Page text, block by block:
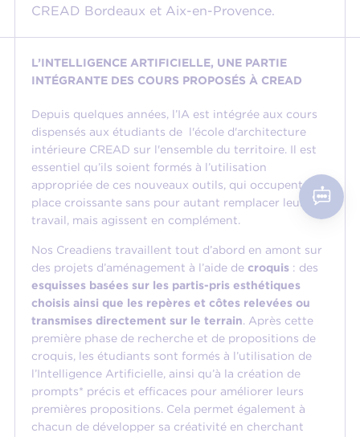
CREAD Bordeaux et Aix-en-Provence.
L’INTELLIGENCE ARTIFICIELLE, UNE PARTIE
INTÉGRANTE DES COURS PROPOSÉS À CREAD
Depuis quelques années, l’IA est intégrée aux cours
dispensés aux étudiants de l'école d'architecture
intérieure CREAD sur l'ensemble du territoire. Il est
essentiel qu’ils soient formés à l’utilisation
appropriée de ces nouveaux outils, qui occupent une
place croissante sans pour autant remplacer leur
travail, mais agissent en complément.
Nos Creadiens travaillent tout d’abord en amont sur
des projets d’aménagement à l’aide de croquis: des
esquisses basées sur les partis-pris esthétiques
choisis ainsi que les repères et côtes relevées ou
transmises directement sur le terrain. Après cette
première phase de recherche et de propositions de
croquis, les étudiants sont formés à l’utilisation de
l’Intelligence Artificielle, ainsi qu’à la création de
prompts* précis et efficaces pour améliorer leurs
premières propositions. Cela permet également à
chacun de développer sa créativité en cherchant